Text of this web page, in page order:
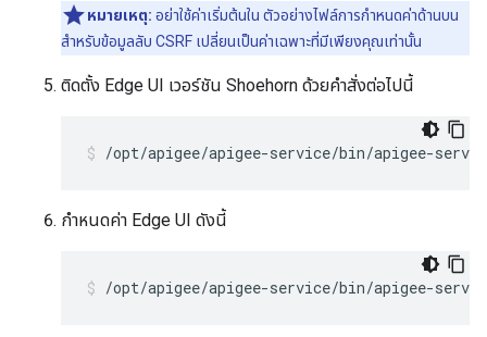
หมายเหตุ: อย่าใช้ค่าเริ่มต้นใน ตัวอย่างไฟล์การกำหนดค่าด้านบน
สำหรับข้อมูลลับ CSRF เปลี่ยนเป็นค่าเฉพาะที่มีเพียงคุณเท่านั้น
ติดตั้ง Edge UI เวอร์ชัน Shoehorn ด้วยคำสั่งต่อไปนี้
/opt/apigee/apigee-service/bin/apigee-
กำหนดค่า Edge UI ดังนี้
/opt/apigee/apigee-service/bin/apigee-